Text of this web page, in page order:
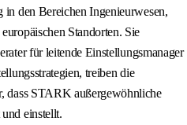
den Bereichen Ingenieurwesen,
Standorten. Sie
für leitende Einstellungsmanager
treiben die
dass STARK außergewöhnliche
einstellt.